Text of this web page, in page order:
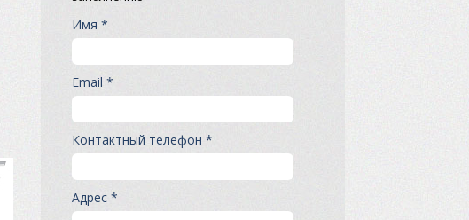
Имя *
Email *
Контактный телефон *
Адрес *